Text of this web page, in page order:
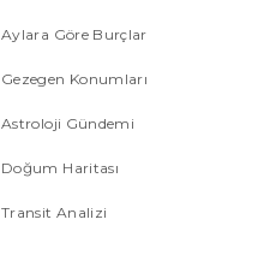
Aylara Göre Burçlar
Gezegen Konumları
Astroloji Gündemi
Doğum Haritası
Transit Analizi